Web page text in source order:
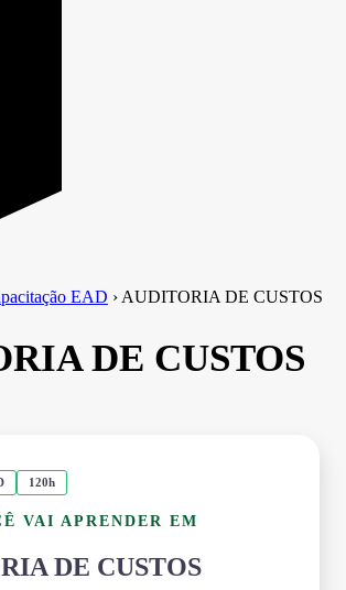
EAD › AUDITORIA DE CUSTOS
DE CUSTOS
120h
VAI APRENDER EM
DE CUSTOS